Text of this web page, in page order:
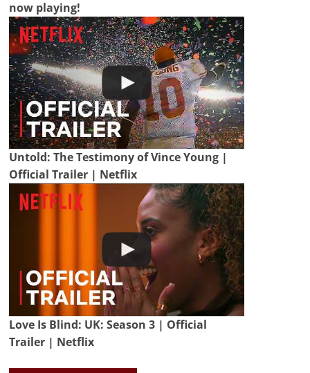
now playing!
Untold: The Testimony of Vince Young |
Official Trailer | Netflix
Love Is Blind: UK: Season 3 | Official
Trailer | Netflix